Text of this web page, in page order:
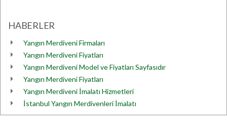
HABERLER
Yangın Merdiveni Firmaları
Yangın Merdiveni Fiyatları
Yangın Merdiveni Model ve Fiyatları Sayfasıdır
Yangın Merdiveni Fiyatları
Yangın Merdiveni İmalatı Hizmetleri
İstanbul Yangın Merdivenleri İmalatı